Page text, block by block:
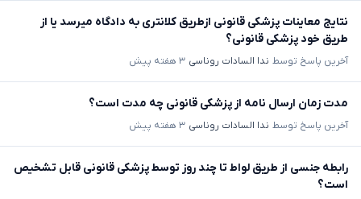
نتایج معاینات پزشکی قانونی ازطریق کلانتری به دادگاه میرسد یا از
طریق خود پزشکی قانونی؟
آخرین پاسخ توسط ندا السادات روناسی ۳ هفته پیش
مدت زمان ارسال نامه از پزشکی قانونی چه مدت است؟
آخرین پاسخ توسط ندا السادات روناسی ۳ هفته پیش
رابطه جنسی از طریق لواط تا چند روز توسط پزشکی قانونی قابل تشخیص
است؟